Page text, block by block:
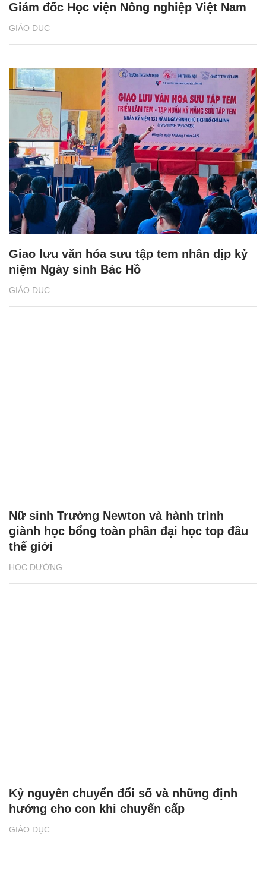
GIÁO DỤC
Giám đốc Học viện Nông nghiệp Việt Nam
GIÁO DỤC
Giao lưu văn hóa sưu tập tem nhân dịp kỷ
niệm Ngày sinh Bác Hồ
HỌC ĐƯỜNG
Nữ sinh Trường Newton và hành trình
giành học bổng toàn phần đại học top đầu
thế giới
GIÁO DỤC
Kỷ nguyên chuyển đổi số và những định
hướng cho con khi chuyển cấp